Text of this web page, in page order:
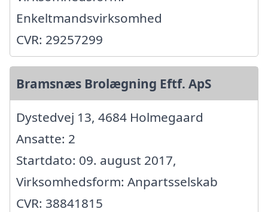
Enkeltmandsvirksomhed
CVR: 29257299
Bramsnæs Brolægning Eftf. ApS
Dystedvej 13, 4684 Holmegaard
Ansatte: 2
Startdato: 09. august 2017,
Virksomhedsform: Anpartsselskab
CVR: 38841815